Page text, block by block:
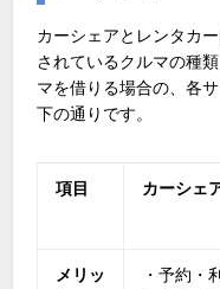
カーシェアとレンタカ
されているクルマの種
マを借りる場合の、各
下の通りです。
項目 カーシェ
メリッ
・予約・